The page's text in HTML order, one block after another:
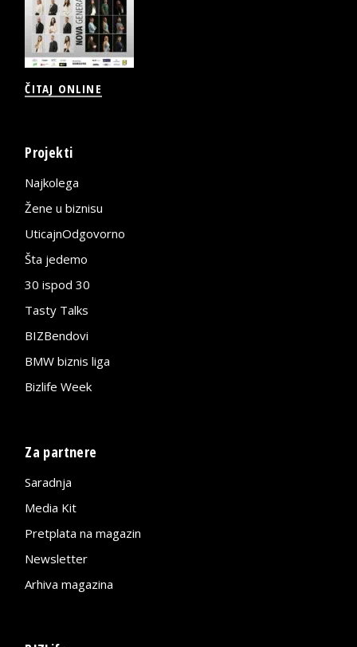
ČITAJ ONLINE
Projekti
Najkolega
Žene u biznisu
UticajnOdgovorno
Šta jedemo
30 ispod 30
Tasty Talks
BIZBendovi
BMW biznis liga
Bizlife Week
Za partnere
Saradnja
Media Kit
Pretplata na magazin
Newsletter
Arhiva magazina